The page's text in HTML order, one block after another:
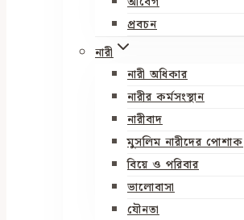
প্রবচন
নারী
নারী অধিকার
নারীর কর্মসংস্থান
নারীবাদ
মুসলিম নারীদের পোশাক
বিয়ে ও পরিবার
ভালোবাসা
যৌনতা